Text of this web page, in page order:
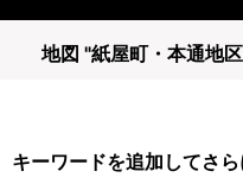
地図 "紙屋町・本通地
キーワードを追加してさ